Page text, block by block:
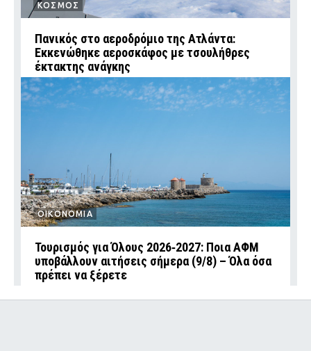
ΚΟΣΜΟΣ
Πανικός στο αεροδρόμιο της Ατλάντα:
Εκκενώθηκε αεροσκάφος με τσουλήθρες
έκτακτης ανάγκης
ΟΙΚΟΝΟΜΙΑ
Τουρισμός για Όλους 2026‑2027: Ποια ΑΦΜ
υποβάλλουν αιτήσεις σήμερα (9/8) – Όλα όσα
πρέπει να ξέρετε